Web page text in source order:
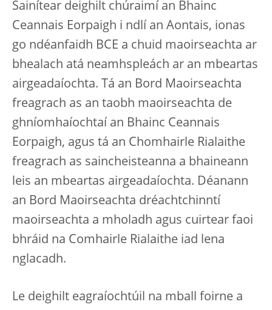
Sainítear deighilt chúraimí an Bhainc
Ceannais Eorpaigh i ndlí an Aontais, ionas
go ndéanfaidh BCE a chuid maoirseachta ar
bhealach atá neamhspleách ar an mbeartas
airgeadaíochta. Tá an Bord Maoirseachta
freagrach as an taobh maoirseachta de
ghníomhaíochtaí an Bhainc Ceannais
Eorpaigh, agus tá an Chomhairle Rialaithe
freagrach as saincheisteanna a bhaineann
leis an mbeartas airgeadaíochta. Déanann
an Bord Maoirseachta dréachtchinntí
maoirseachta a mholadh agus cuirtear faoi
bhráid na Comhairle Rialaithe iad lena
nglacadh.
Le deighilt eagraíochtúil na mball foirne a